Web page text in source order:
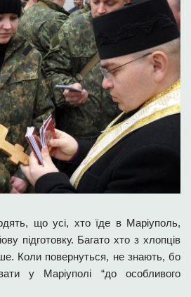
що усі, хто їде в Маріуполь,
підготовку. Багато хто з хлопців
Коли повернуться, не знають, бо
у Маріуполі “до особливого